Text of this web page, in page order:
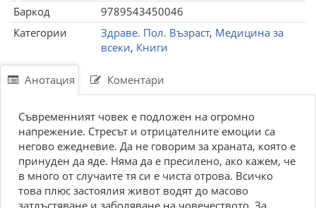
Баркод
9789543450046
Категории
Здраве. Пол. Възраст, Медицина за
всеки, Книги
Анотация Коментари
Съвременният човек е подложен на огромно
напрежение. Стресът и отрицателните емоции са
негово ежедневие. Да не говорим за храната, която е
принуден да яде. Няма да е пресилено, ако кажем, че
в много от случаите тя си е чиста отрова. Всичко
това плюс застоялия живот водят до масово
затлъстяване и заболяване на човечеството. За